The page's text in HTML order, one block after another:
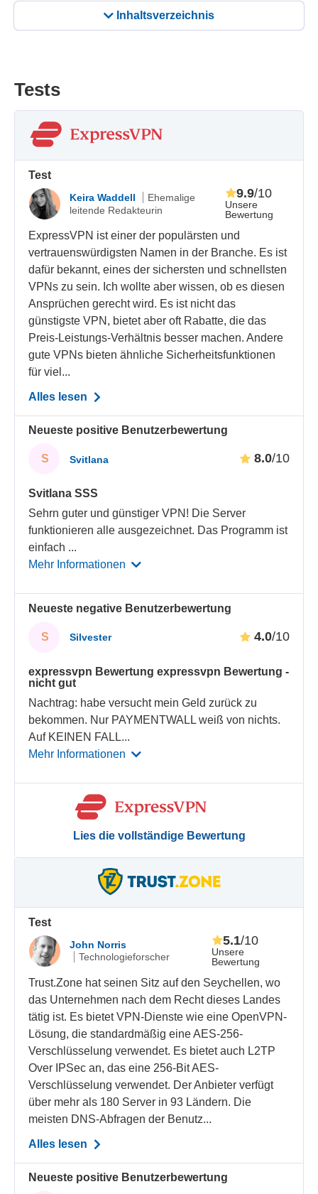
Inhaltsverzeichnis
Tests
Test
Keira Waddell
Ehemalige
leitende Redakteurin
Unsere
Bewertung
9.9/10
ExpressVPN ist einer der populärsten und
vertrauenswürdigsten Namen in der Branche. Es ist
dafür bekannt, eines der sichersten und schnellsten
VPNs zu sein. Ich wollte aber wissen, ob es diesen
Ansprüchen gerecht wird. Es ist nicht das
günstigste VPN, bietet aber oft Rabatte, die das
Preis-Leistungs-Verhältnis besser machen. Andere
gute VPNs bieten ähnliche Sicherheitsfunktionen
für viel...
Alles lesen
Neueste positive Benutzerbewertung
S Svitlana 8.0/10
Svitlana SSS
Sehrn guter und günstiger VPN! Die Server
funktionieren alle ausgezeichnet. Das Programm ist
einfach ...
Mehr Informationen
Neueste negative Benutzerbewertung
S Silvester 4.0/10
expressvpn Bewertung expressvpn Bewertung -
nicht gut
Nachtrag: habe versucht mein Geld zurück zu
bekommen. Nur PAYMENTWALL weiß von nichts.
Auf KEINEN FALL...
Mehr Informationen
Lies die vollständige Bewertung
Test
John Norris
Technologieforscher
Unsere
Bewertung
5.1/10
Trust.Zone hat seinen Sitz auf den Seychellen, wo
das Unternehmen nach dem Recht dieses Landes
tätig ist. Es bietet VPN-Dienste wie eine OpenVPN-
Lösung, die standardmäßig eine AES-256-
Verschlüsselung verwendet. Es bietet auch L2TP
Over IPSec an, das eine 256-Bit AES-
Verschlüsselung verwendet. Der Anbieter verfügt
über mehr als 180 Server in 93 Ländern. Die
meisten DNS-Abfragen der Benutz...
Alles lesen
Neueste positive Benutzerbewertung